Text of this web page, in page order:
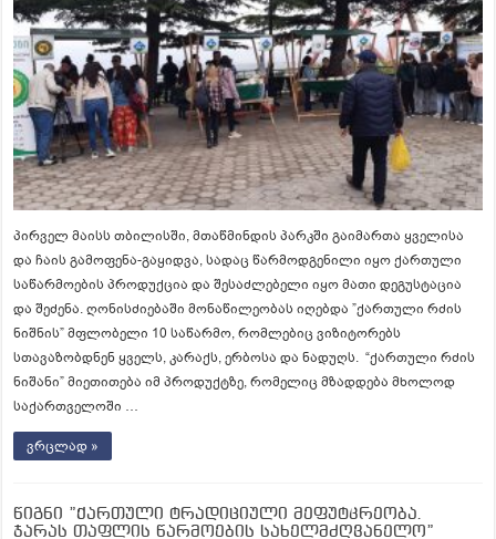
პირველ მაისს თბილისში, მთაწმინდის პარკში გაიმართა ყველისა
და ჩაის გამოფენა-გაყიდვა, სადაც წარმოდგენილი იყო ქართული
საწარმოების პროდუქცია და შესაძლებელი იყო მათი დეგუსტაცია
და შეძენა. ღონისძიებაში მონაწილეობას იღებდა ”ქართული რძის
ნიშნის” მფლობელი 10 საწარმო, რომლებიც ვიზიტორებს
სთავაზობდნენ ყველს, კარაქს, ერბოსა და ნადუღს. “ქართული რძის
ნიშანი” მიეთითება იმ პროდუქტზე, რომელიც მზადდება მხოლოდ
საქართველოში …
ვრცლად »
წიგნი ”ქართული ტრადიციული მეფუტკრეობა.
ჯარას თაფლის წარმოების სახელმძღვანელო”